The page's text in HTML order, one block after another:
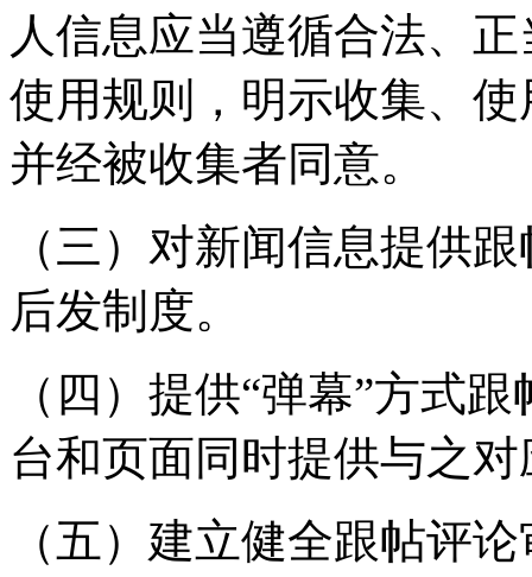
人信息应当遵循合法、
使用规则，明示收集、
并经被收集者同意。
（三）对新闻信息提供
后发制度。
（四）提供“弹幕”方式
台和页面同时提供与之
（五）建立健全跟帖评